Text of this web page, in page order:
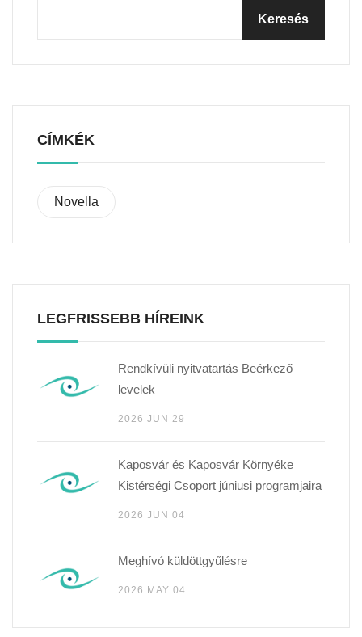
CÍMKÉK
Novella
LEGFRISSEBB HÍREINK
Rendkívüli nyitvatartás Beérkező
levelek
2026 JUN 29
Kaposvár és Kaposvár Környéke
Kistérségi Csoport júniusi programjaira
2026 JUN 04
Meghívó küldöttgyűlésre
2026 MAY 04